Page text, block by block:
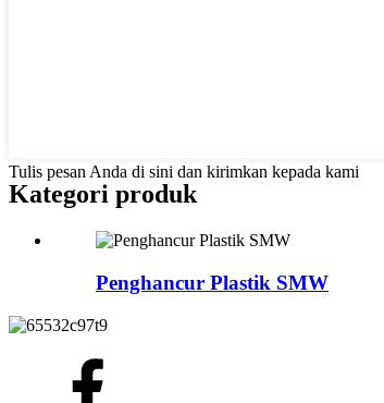
Tulis pesan Anda di sini dan kirimkan kepada kami
Kategori produk
Penghancur Plastik SMW